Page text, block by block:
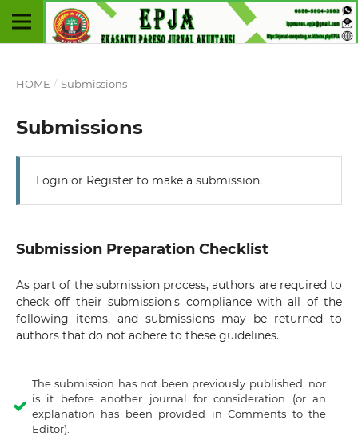
HOME / Submissions
Submissions
Loginor Register to make a submission.
Submission Preparation Checklist
As part of the submission process, authors are required to
check off their submission's compliance with all of the
following items, and submissions may be returned to
authors that do not adhere to these guidelines.
The submission has not been previously published, nor
is it before another journal for consideration (or an
explanation has been provided in Comments to the
Editor).